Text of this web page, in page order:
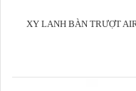
XY LANH BÀN TRƯỢT